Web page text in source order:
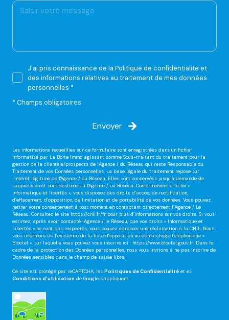
J'ai pris connaissance de la Politique de confidentialité et
des informations relatives au traitement de mes données
personnelles *
* Champs obligatoires
Envoyer
Les informations recueillies sur ce formulaire sont enregistrées dans un fichier
informatisé par La Boite Immo agissant comme Sous-traitant du traitement pour la
gestion de la clientèle/prospects de l'Agence / du Réseau qui reste Responsable du
Traitement de vos Données personnelles. La base légale du traitement repose sur
l'intérêt légitime de l'Agence / du Réseau. Elles sont conservées jusqu'à demande de
suppression et sont destinées à l'Agence / au Réseau. Conformément à la loi «
informatique et libertés », vous disposez des droits d’accès, de rectification,
d’effacement, d’opposition, de limitation et de portabilité de vos données. Vous pouvez
retirer votre consentement à tout moment en contactant directement l’Agence / Le
Réseau. Consultez le site https://cnil.fr/fr pour plus d’informations sur vos droits. Si vous
estimez, après avoir contacté l'Agence / le Réseau, que vos droits « Informatique et
Libertés » ne sont pas respectés, vous pouvez adresser une réclamation à la CNIL. Nous
vous informons de l’existence de la liste d'opposition au démarchage téléphonique «
Bloctel », sur laquelle vous pouvez vous inscrire ici : https://www.bloctel.gouv.fr. Dans le
cadre de la protection des Données personnelles, nous vous invitons à ne pas inscrire de
Données sensibles dans le champ de saisie libre.
Ce site est protégé par reCAPTCHA, les Politiques de Confidentialité et es
Conditions d'utilisation de Google s'appliquent.